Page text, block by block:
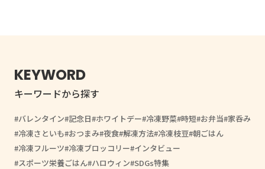
KEYWORD
キーワードから探す
バレンタイン 記念日 ホワイトデー 冷凍野菜 時短 お弁当 家呑み
冷凍さといも おつまみ 夜食 解凍方法 冷凍枝豆 朝ごはん
冷凍フルーツ 冷凍ブロッコリー インタビュー
スポーツ栄養ごはん ハロウィン SDGs特集